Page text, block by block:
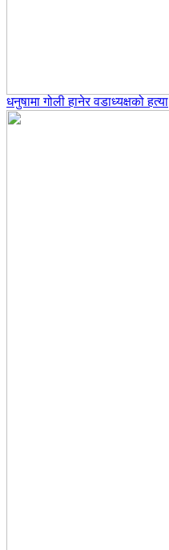
धनुषामा गोली हानेर वडाध्यक्षको हत्या